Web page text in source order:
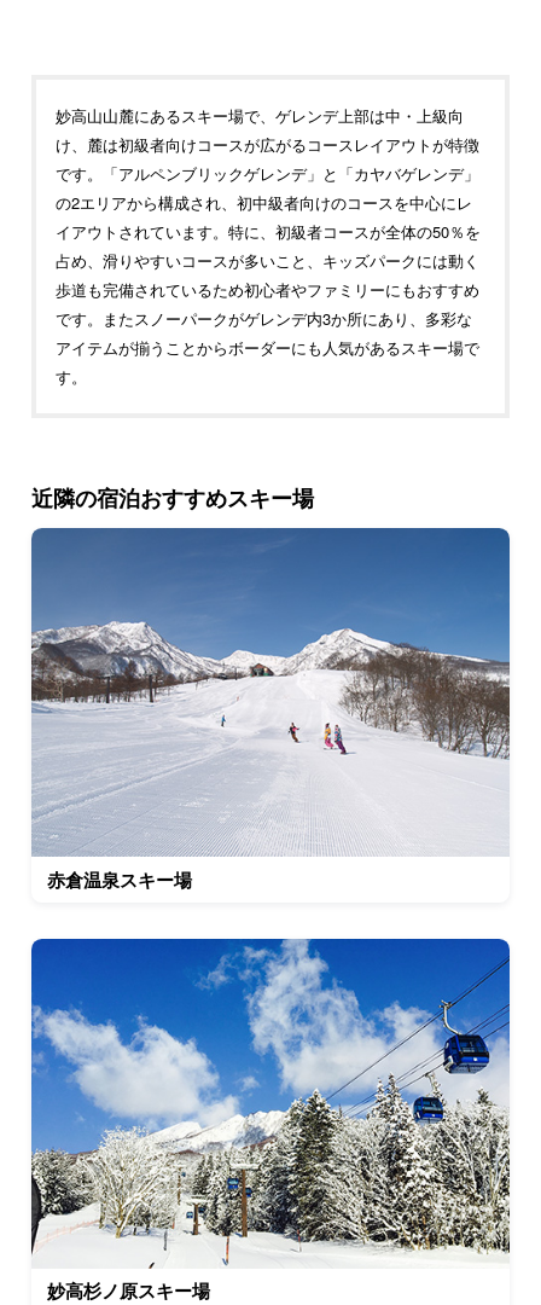
妙高山山麓にあるスキー場で、ゲレンデ上部は中・上級向
け、麓は初級者向けコースが広がるコースレイアウトが特徴
です。「アルペンブリックゲレンデ」と「カヤバゲレンデ」
の2エリアから構成され、初中級者向けのコースを中心にレ
イアウトされています。特に、初級者コースが全体の50％を
占め、滑りやすいコースが多いこと、キッズパークには動く
歩道も完備されているため初心者やファミリーにもおすすめ
です。またスノーパークがゲレンデ内3か所にあり、多彩な
アイテムが揃うことからボーダーにも人気があるスキー場で
す。
近隣の宿泊おすすめスキー場
赤倉温泉スキー場
妙高杉ノ原スキー場